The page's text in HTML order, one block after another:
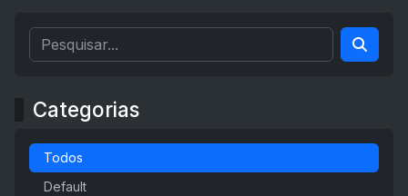
Categorias
Todos
Default